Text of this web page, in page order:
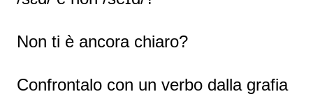
Non ti è ancora chiaro?
Confrontalo con un verbo dalla grafia